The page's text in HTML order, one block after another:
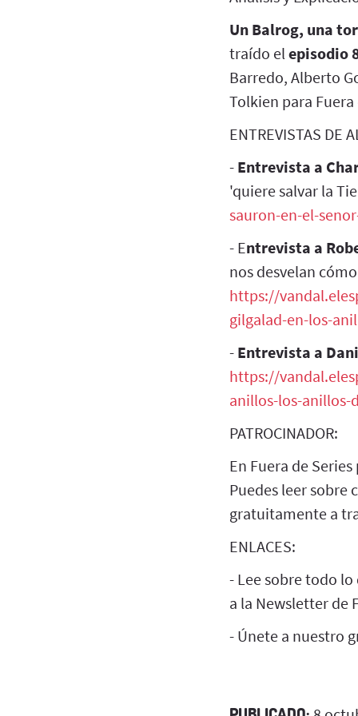
Un Balrog, una
traído el episodio
Barredo, Alberto
Tolkien para Fuera
ENTREVISTAS DE
- Entrevista a
'quiere salvar la
sauron-en-el-
- Entrevista a
nos desvelan
https://
gilgalad-en-los-
- Entrevista a
https://
anillos-los-anillos-
PATROCINADOR:
En Fuera de
Puedes leer
gratuitamente a
ENLACES:
- Lee sobre todo
a la Newsletter de
- Únete a nuestro